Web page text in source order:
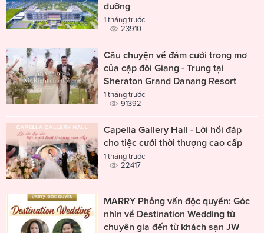
dưỡng
1 tháng trước
23910
Câu chuyện về đám cưới trong mơ
của cặp đôi Giang - Trung tại
Sheraton Grand Danang Resort
1 tháng trước
91392
Capella Gallery Hall - Lời hồi đáp
cho tiệc cưới thời thượng cao cấp
1 tháng trước
22417
MARRY Phỏng vấn độc quyền: Góc
nhìn về Destination Wedding từ
chuyên gia đến từ khách sạn JW